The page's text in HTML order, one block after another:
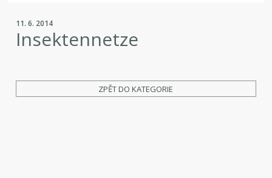
11. 6. 2014
Insektennetze
ZPĚT DO KATEGORIE